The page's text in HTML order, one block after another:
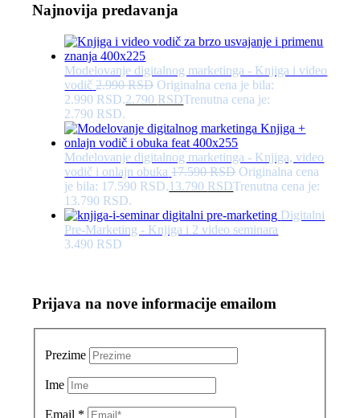
Najnovija predavanja
Modelovanje digitalnog marketinga - Knjiga i video
vodič 2.990RSD Originalna cena je bila:
2.990 RSD.2.790 RSDTrenutna cena je:
2.790 RSD.
Modelovanje digitalnog marketinga - Knjiga, video
vodič i onlajn obuka 17.590RSD Originalna cena
je bila: 17.590 RSD.13.790 RSDTrenutna cena je:
13.790 RSD.
Digitalni
Pre-Marketing - Knjiga i 2 video seminara
3.490 RSD
Prijava na nove informacije emailom
Prezime
Ime
Email *